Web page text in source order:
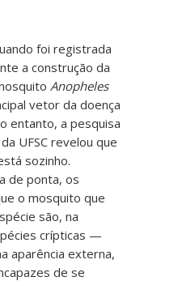
foi registrada
a construção da
Anopheles
vetor da doença
entanto, a pesquisa
UFSC revelou que
sozinho.
de ponta, os
o mosquito que
são, na
crípticas —
aparência externa,
de se